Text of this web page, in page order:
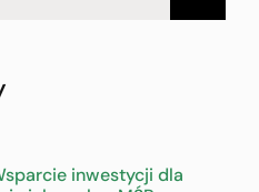
inwestycji dla